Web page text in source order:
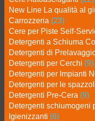
New Line La qualità al
Carrozzeria (23)
Cere per Piste Self-
Detergenti a Schiuma
Detergenti di
Detergenti per Cerchi (9)
Detergenti per Impianti
Detergenti per le
Detergenti Pre-Cera (9)
Detergenti schiumogeni
Igienizzanti (6)